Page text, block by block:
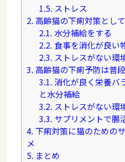
1.5. ストレス
2. 高齢猫の下痢対策とし
2.1. 水分補給をする
2.2. 食事を消化が良い
2.3. ストレスがない環
3. 高齢猫の下痢予防は普
3.1. 消化が良く栄養バ
と水分補給
3.2. ストレスがない環
3.3. サプリメントで腸
4. 下痢対策に猫のための
メ
5. まとめ